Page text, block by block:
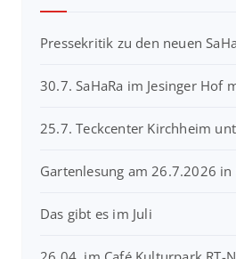
Pressekritik zu den neuen
30.7. SaHaRa im Jesinger Hof
25.7. Teckcenter Kirchheim
Gartenlesung am 26.7.2026
Das gibt es im Juli